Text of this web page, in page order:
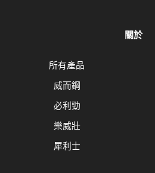
關於
所有產品
威而鋼
必利勁
樂威壯
犀利士